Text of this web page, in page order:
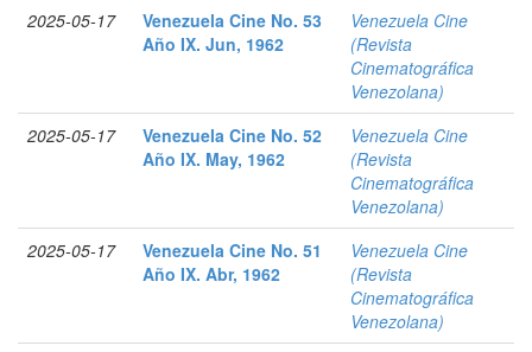
2025-05-17
Venezuela Cine No. 53
Año IX. Jun, 1962
Venezuela Cine
(Revista
Cinematográfica
Venezolana)
2025-05-17
Venezuela Cine No. 52
Año IX. May, 1962
Venezuela Cine
(Revista
Cinematográfica
Venezolana)
2025-05-17
Venezuela Cine No. 51
Año IX. Abr, 1962
Venezuela Cine
(Revista
Cinematográfica
Venezolana)